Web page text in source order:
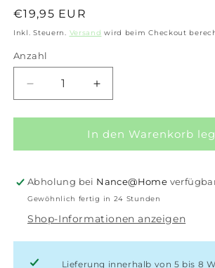
Normaler
Preis
€19,95 EUR
Inkl. Steuern. Versand wird beim Checkout
Anzahl
Anzahl
Verringere
die
Menge
iXXXi-
Triple
Stone
Rosé
Erhöhe
die
Menge
für
iXXXi-
Triple
Stone
Rosé
In den Warenkorb
Abholung bei Nance@Home
Gewöhnlich fertig in 24 Stunden
Shop-Informationen anzeigen
Lieferung innerhalb von 5 bis 8